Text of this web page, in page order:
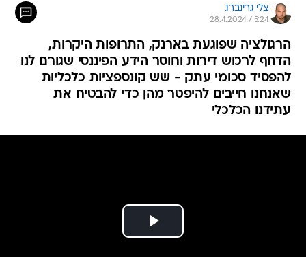
צלי גרינברג
28.4.2024 / 5:24
הרגולציה שפוגעת בארנק, התרופות היקרות,
הדחף לרכוש דירות וחוסר הידע הפיננסי שגורם לנו
להפסיד סכומי עתק - שש קונספציות כלכליות
שאנחנו חייבים להיפטר מהן כדי להבטיח את
עתידנו הכלכלי